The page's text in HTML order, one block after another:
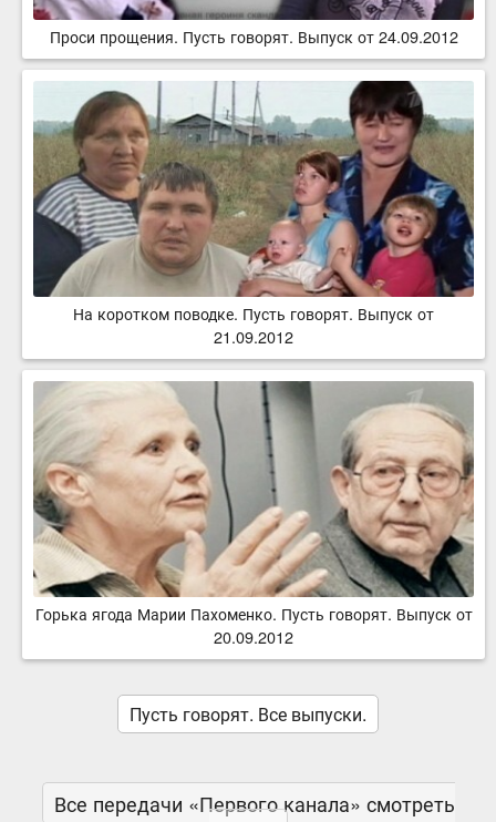
Проси прощения. Пусть говорят. Выпуск от 24.09.2012
На коротком поводке. Пусть говорят. Выпуск от
21.09.2012
Горька ягода Марии Пахоменко. Пусть говорят. Выпуск от
20.09.2012
Пусть говорят. Все выпуски.
Все передачи «Первого канала» смотреть